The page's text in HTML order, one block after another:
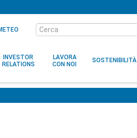
Cerca
nel
sito
INVESTOR
RELATIONS
LAVORA
CON NOI
SOSTENIBILITÀ